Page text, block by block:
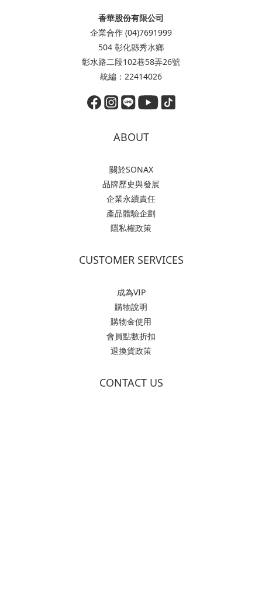
香華股份有限公司
企業合作 (04)7691999
504 彰化縣秀水鄉
彰水路二段102巷58弄26號
統編：22414026
ABOUT
關於SONAX
品牌歷史與發展
企業永續責任
產品體驗企劃
隱私權政策
CUSTOMER SERVICES
成為VIP
購物說明
購物金使用
會員點數折扣
退換貨政策
CONTACT US